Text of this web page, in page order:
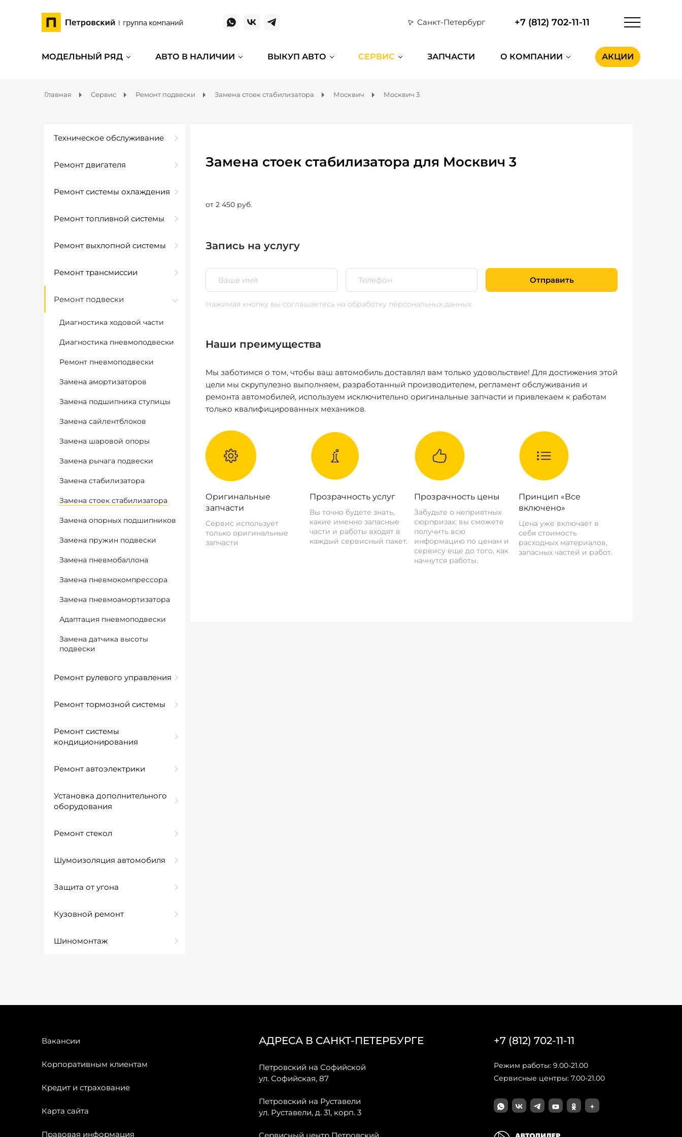
Санкт-Петербург +7 (812) 702-11-11
МОДЕЛЬНЫЙ РЯД АВТО В НАЛИЧИИ ВЫКУП АВТО СЕРВИС ЗАПЧАСТИ О КОМПАНИИ АКЦИИ
Главная Сервис Ремонт подвески Замена стоек стабилизатора Москвич Москвич 3
Техническое обслуживание
Ремонт двигателя
Ремонт системы охлаждения
Ремонт топливной системы
Ремонт выхлопной системы
Ремонт трансмиссии
Ремонт подвески
Диагностика ходовой части
Диагностика пневмоподвески
Ремонт пневмоподвески
Замена амортизаторов
Замена подшипника ступицы
Замена сайлентблоков
Замена шаровой опоры
Замена рычага подвески
Замена стабилизатора
Замена стоек стабилизатора
Замена опорных подшипников
Замена пружин подвески
Замена пневмобаллона
Замена пневмокомпрессора
Замена пневмоамортизатора
Адаптация пневмоподвески
Замена датчика высоты
подвески
Ремонт рулевого управления
Ремонт тормозной системы
Ремонт системы
кондиционирования
Ремонт автоэлектрики
Установка дополнительного
оборудования
Ремонт стекол
Шумоизоляция автомобиля
Защита от угона
Кузовной ремонт
Шиномонтаж
Замена стоек стабилизатора для Москвич 3
от 2 450 руб.
Запись на услугу
Отправить
Нажимая кнопку вы соглашаетесь на обработку персональных данных
Наши преимущества
Мы заботимся о том, чтобы ваш автомобиль доставлял вам только удовольствие! Для достижения этой
цели мы скрупулезно выполняем, разработанный производителем, регламент обслуживания и
ремонта автомобилей, используем исключительно оригинальные запчасти и привлекаем к работам
только квалифицированных механиков.
Оригинальные
запчасти
Сервис использует
только оригинальные
запчасти
Прозрачность услуг
Вы точно будете знать,
какие именно запасные
части и работы входят в
каждый сервисный пакет.
Прозрачность цены
Забудьте о неприятных
сюрпризах: вы сможете
получить всю
информацию по ценам и
сервису еще до того, как
начнутся работы.
Принцип «Все
включено»
Цена уже включает в
себя стоимость
расходных материалов,
запасных частей и работ.
Вакансии
Корпоративным клиентам
Кредит и страхование
Карта сайта
Правовая информация
АДРЕСА В САНКТ-ПЕТЕРБУРГЕ
Петровский на Софийской
ул. Софийская, 87
Петровский на Руставели
ул. Руставели, д. 31, корп. 3
+7 (812) 702-11-11
Режим работы: 9.00-21.00
Сервисные центры: 7.00-21.00